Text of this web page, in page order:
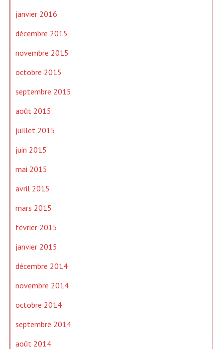
janvier 2016
décembre 2015
novembre 2015
octobre 2015
septembre 2015
août 2015
juillet 2015
juin 2015
mai 2015
avril 2015
mars 2015
février 2015
janvier 2015
décembre 2014
novembre 2014
octobre 2014
septembre 2014
août 2014